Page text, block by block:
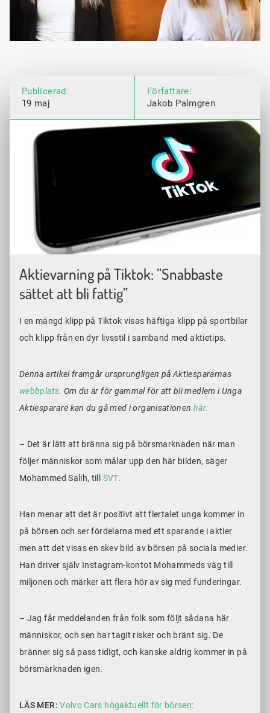
Publicerad:
19 maj
Författare:
Jakob Palmgren
Aktievarning på Tiktok: ”Snabbaste
sättet att bli fattig”
I en mängd klipp på Tiktok visas häftiga klipp på sportbilar
och klipp från en dyr livsstil i samband med aktietips.
Denna artikel framgår ursprungligen på Aktiespararnas
webbplats. Om du är för gammal för att bli medlem i Unga
Aktiesparare kan du gå med i organisationen här.
– Det är lätt att bränna sig på börsmarknaden när man
följer människor som målar upp den här bilden, säger
Mohammed Salih, till SVT.
Han menar att det är positivt att flertalet unga kommer in
på börsen och ser fördelarna med ett sparande i aktier
men att det visas en skev bild av börsen på sociala medier.
Han driver själv Instagram-kontot Mohammeds väg till
miljonen och märker att flera hör av sig med funderingar.
– Jag får meddelanden från folk som följt sådana här
människor, och sen har tagit risker och bränt sig. De
bränner sig så pass tidigt, och kanske aldrig kommer in på
börsmarknaden igen.
LÄS MER:Volvo Cars högaktuellt för börsen: